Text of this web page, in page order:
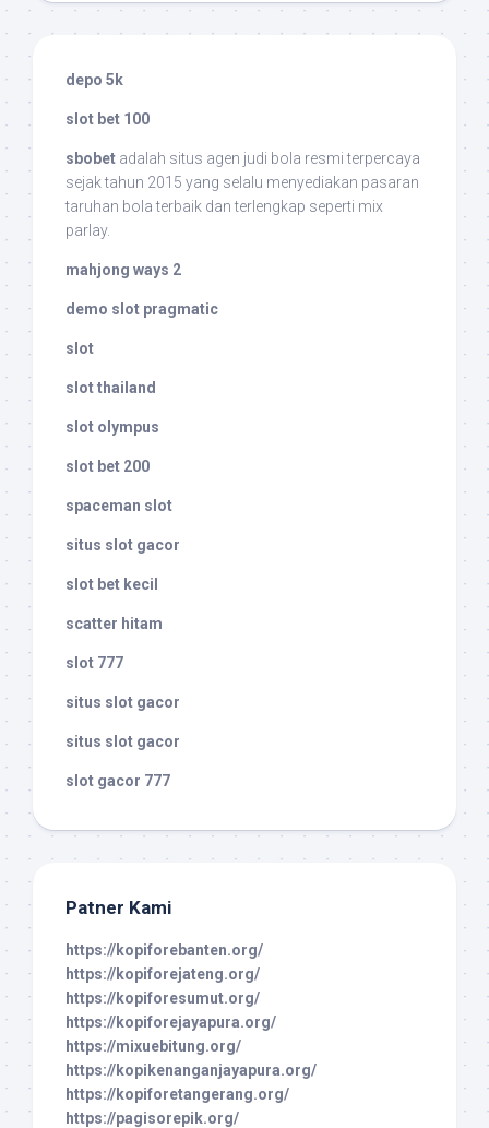
depo 5k
slot bet 100
sbobet adalah situs agen judi bola resmi terpercaya
sejak tahun 2015 yang selalu menyediakan pasaran
taruhan bola terbaik dan terlengkap seperti mix
parlay.
mahjong ways 2
demo slot pragmatic
slot
slot thailand
slot olympus
slot bet 200
spaceman slot
situs slot gacor
slot bet kecil
scatter hitam
slot 777
situs slot gacor
situs slot gacor
slot gacor 777
Patner Kami
https://kopiforebanten.org/
https://kopiforejateng.org/
https://kopiforesumut.org/
https://kopiforejayapura.org/
https://mixuebitung.org/
https://kopikenanganjayapura.org/
https://kopiforetangerang.org/
https://pagisorepik.org/